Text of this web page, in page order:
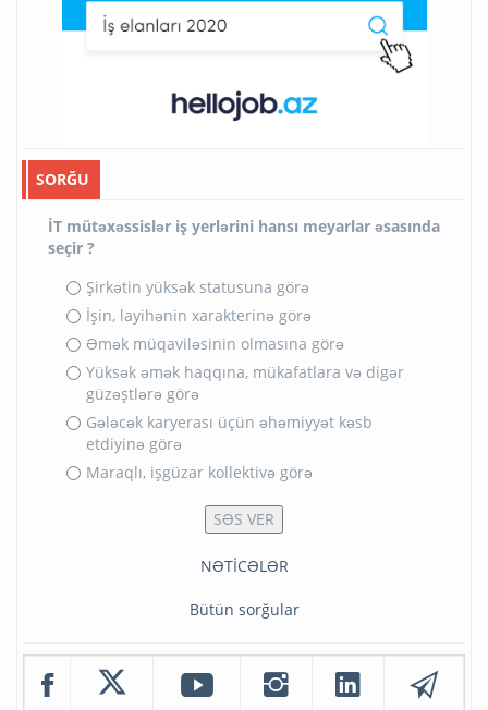
SORĞU
İT mütəxəssislər iş yerlərini hansı meyarlar əsasında
seçir ?
Şirkətin yüksək statusuna görə
İşin, layihənin xarakterinə görə
Əmək müqaviləsinin olmasına görə
Yüksək əmək haqqına, mükafatlara və digər
güzəştlərə görə
Gələcək karyerası üçün əhəmiyyət kəsb
etdiyinə görə
Maraqlı, işgüzar kollektivə görə
NƏTİCƏLƏR
Bütün sorğular